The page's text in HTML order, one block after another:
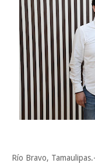
Disney
Ayuntamiento
Río Bravo,